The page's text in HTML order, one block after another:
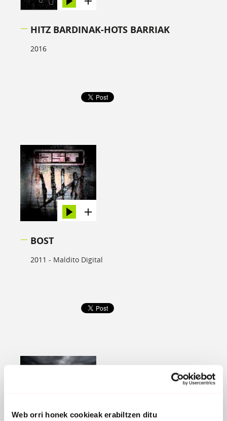
Web orri honek cookieak erabiltzen ditu
HITZ BARDINAK-HOTS BARRIAK
2016
BOST
2011 - Maldito Digital